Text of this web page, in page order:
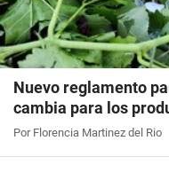
Nuevo reglamento
cambia para los
Por Florencia Martinez del Rio